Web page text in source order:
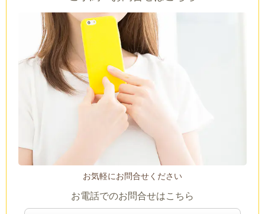
お気軽にお問合せください
お電話でのお問合せはこちら